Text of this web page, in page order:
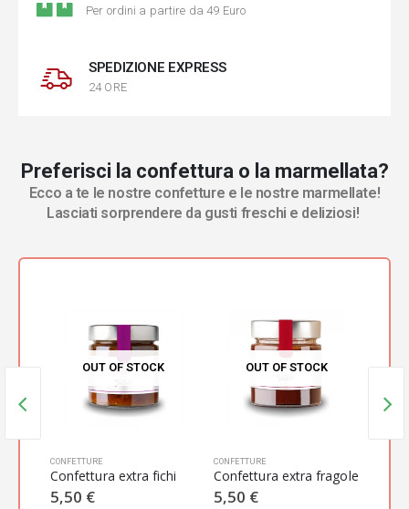
Per ordini a partire da 49 Euro
SPEDIZIONE EXPRESS
24 ORE
Preferisci la confettura o la marmellata?
Ecco a te le nostre confetture e le nostre marmellate!
Lasciati sorprendere da gusti freschi e deliziosi!
OUT OF STOCK
CONFETTURE
Confettura extra fichi
5,50 €
OUT OF STOCK
CONFETTURE
Confettura extra fragole
5,50 €